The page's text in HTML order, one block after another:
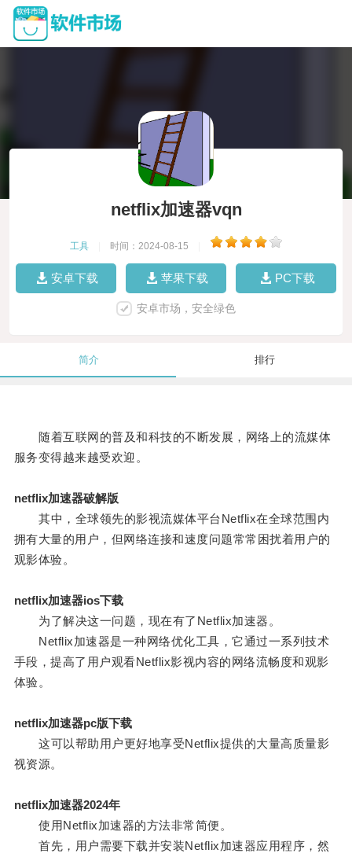
netflix加速器vqn
工具 时间：2024-08-15
安卓下载 苹果下载 PC下载
安卓市场，安全绿色
简介 排行
随着互联网的普及和科技的不断发展，网络上的流媒体
服务变得越来越受欢迎。
netflix加速器破解版
其中，全球领先的影视流媒体平台Netflix在全球范围内
拥有大量的用户，但网络连接和速度问题常常困扰着用户的
观影体验。
netflix加速器ios下载
为了解决这一问题，现在有了Netflix加速器。
Netflix加速器是一种网络优化工具，它通过一系列技术
手段，提高了用户观看Netflix影视内容的网络流畅度和观影
体验。
netflix加速器pc版下载
这可以帮助用户更好地享受Netflix提供的大量高质量影
视资源。
netflix加速器2024年
使用Netflix加速器的方法非常简便。
首先，用户需要下载并安装Netflix加速器应用程序，然